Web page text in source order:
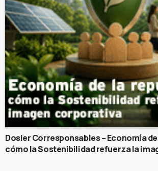
Dosier Corresponsables – Economía
cómo la Sostenibilidad refuerza la